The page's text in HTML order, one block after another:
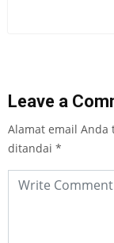
Leave a
Alamat email Anda
ditandai *